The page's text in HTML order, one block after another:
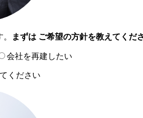
まずは ご希望の方針を教えてくだ
会社を再建したい
ください